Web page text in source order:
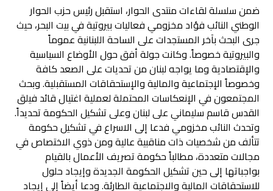
ضمن سلسلة لقاءات منتدى الحوار، استقبل رئيس حزب الحوار
الوطني النائب فؤاد مخزومي فعاليات بيروتية في بيت البحر، حيث
جرى البحث بآخر المستجدات على الساحة اللبنانية عموماً
والبيروتية خصوصاً.وكانت جولة أفق حول الأوضاع السياسية
والإقتصادية وما يواجه لبنان من تحديات على الصعد كافة
وخصوصاً الإجتماعية والمالية والإستحقاقات المستقبلية. وبحث
المجتمعون في الإنعكاسات المحتملة لعملية اغتيال قائد فيلق
القدس قاسم سليماني على لبنان وعلى تشكيل الحكومة تحديداً.
وتحدث النائب مخزومي فدعا إلى الاسراع في تشكيل حكومة
تتألف من شخصيات ذات مناقبية عالية ومن ذوي الاختصاص في
مجالات متعددة، مطالباً حكومة تصريف الأعمال بالقيام
بواجباتها إلى حين تشكيل الحكومة الجديدة وإيجاد حلول
للاستحقاقات المالية والاجتماعية الطارئة. ودعا أيضاً إلى إيجاد